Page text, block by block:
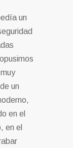
un
un
en el
en el